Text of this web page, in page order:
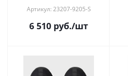
Артикул: 23207-9205-S
6 510 руб./шт